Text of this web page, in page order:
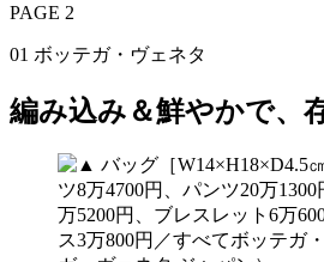
PAGE 2
01 ボッテガ・ヴェネタ
編み込み＆鮮やかで、